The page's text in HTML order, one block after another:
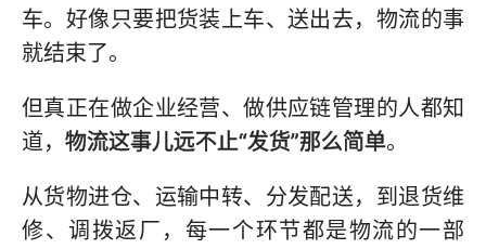
车。好像只要把货装上车、送出去，物流的事
就结束了。
但真正在做企业经营、做供应链管理的人都知
道， 物流这事儿远不止“发货”那么简单。
从货物进仓、运输中转、分发配送，到退货维
修、调拨返厂，每一个环节都是物流的一部